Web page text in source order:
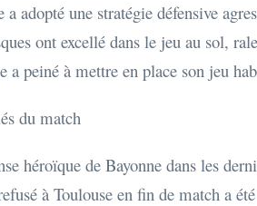
a adopté une stratégie défensive
ont excellé dans le jeu au sol,
a peiné à mettre en place son jeu
du match
héroïque de Bayonne dans les
à Toulouse en fin de match a